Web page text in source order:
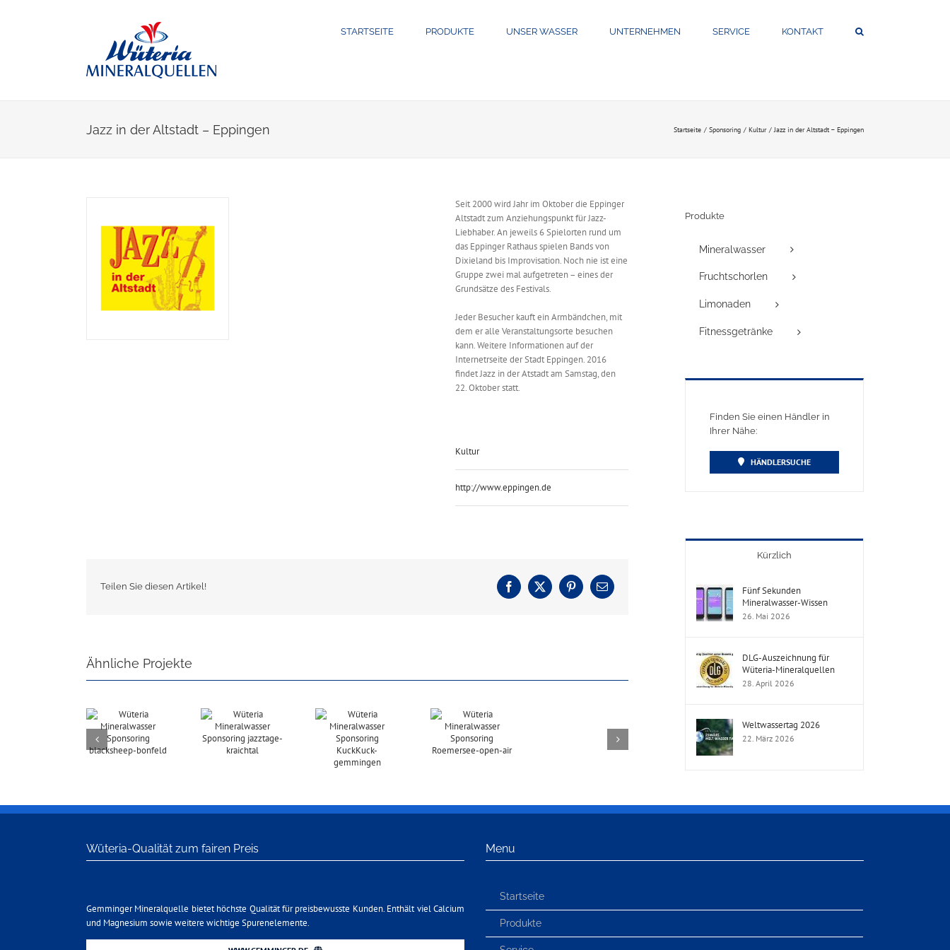
STARTSEITE PRODUKTE UNSER WASSER UNTERNEHMEN SERVICE KONTAKT
Jazz in der Altstadt – Eppingen Startseite Sponsoring Kultur Jazz in der Altstadt – Eppingen
Seit 2000 wird Jahr im Oktober die Eppinger
Altstadt zum Anziehungspunkt für Jazz-
Liebhaber. An jeweils 6 Spielorten rund um
das Eppinger Rathaus spielen Bands von
Dixieland bis Improvisation. Noch nie ist eine
Gruppe zwei mal aufgetreten – eines der
Grundsätze des Festivals.
Jeder Besucher kauft ein Armbändchen, mit
dem er alle Veranstaltungsorte besuchen
kann. Weitere Informationen auf der
Internetrseite der Stadt Eppingen. 2016
findet Jazz in der Atstadt am Samstag, den
22. Oktober statt.
Kultur
http://www.eppingen.de
Teilen Sie diesen Artikel! Facebook
X PinterestE-
Ähnliche Projekte
Produkte
Mineralwasser
Fruchtschorlen
Limonaden
Fitnessgetränke
Finden Sie einen Händler in
Ihrer Nähe:
HÄNDLERSUCHE
Kürzlich
Fünf Sekunden
Mineralwasser-Wissen
26. Mai 2026
DLG-Auszeichnung für
Wüteria-Mineralquellen
28. April 2026
Weltwassertag 2026
22. März 2026
Wüteria-Qualität zum fairen Preis
Gemminger Mineralquelle bietet höchste Qualität für preisbewusste Kunden. Enthält viel Calcium
und Magnesium sowie weitere wichtige Spurenelemente.
Menu
Startseite
Produkte